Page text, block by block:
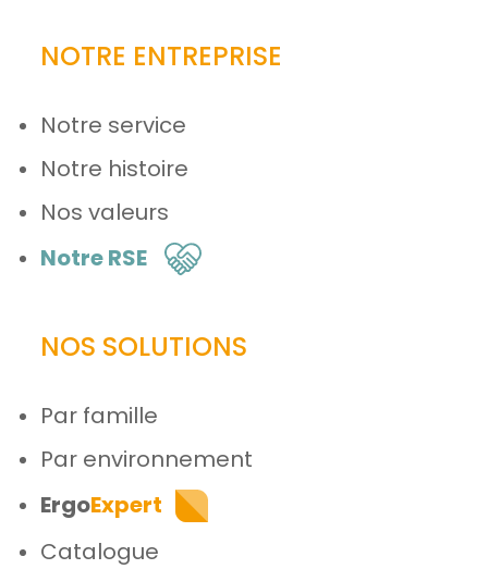
NOTRE ENTREPRISE
Notre service
Notre histoire
Nos valeurs
Notre RSE
NOS SOLUTIONS
Par famille
Par environnement
ErgoExpert
Catalogue